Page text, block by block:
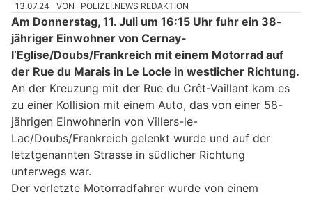
13.07.24 VON POLIZEI.NEWS REDAKTION
Am Donnerstag, 11. Juli um 16:15 Uhr fuhr ein 38-
jähriger Einwohner von Cernay-
l’Eglise/Doubs/Frankreich mit einem Motorrad auf
der Rue du Marais in Le Locle in westlicher Richtung.
An der Kreuzung mit der Rue du Crêt-Vaillant kam es
zu einer Kollision mit einem Auto, das von einer 58-
jährigen Einwohnerin von Villers-le-
Lac/Doubs/Frankreich gelenkt wurde und auf der
letztgenannten Strasse in südlicher Richtung
unterwegs war.
Der verletzte Motorradfahrer wurde von einem